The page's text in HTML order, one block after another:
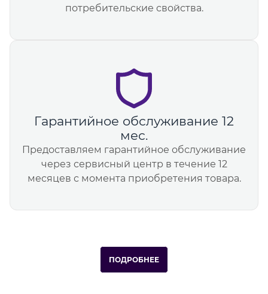
потребительские свойства.
Гарантийное обслуживание 12
мес.
Предоставляем гарантийное обслуживание
через сервисный центр в течение 12
месяцев с момента приобретения товара.
ПОДРОБНЕЕ